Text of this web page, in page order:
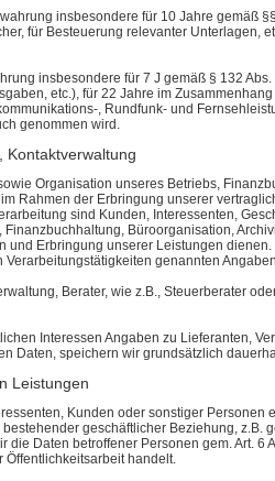
insbesondere für 10 Jahre gemäß
für Besteuerung relevanter Unterlagen,
insbesondere für 7 J gemäß § 132
etc.), für 22 Jahre im
, Rundfunk- und
genommen wird.
Kontaktverwaltung
Organisation unseres Betriebs,
Rahmen der Erbringung unserer
sind Kunden, Interessenten,
Büroorganisation,
und Erbringung unserer Leistungen
genannten
Berater, wie z.B., Steuerberater
Interessen Angaben zu Lieferanten,
Daten, speichern wir grundsätzlich
Leistungen
Kunden oder sonstiger Personen
geschäftlicher Beziehung, z.B.
Daten betroffener Personen gem. Art. 6
Öffentlichkeitsarbeit handelt.